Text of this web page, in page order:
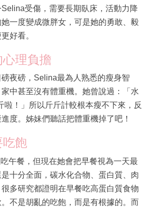
受傷，需要長期臥床，活動力降
一度變成微胖女，可是她的勇敢、毅
好看。
理負擔
夜磅，Selina最為人熟悉的瘦身智
中甚至沒有體重機。她曾說過：「水
啦！」所以斤斤計較根本瘦不下來，反
度。姊妹們聽話把體重機掉了吧！
吃飽
午餐，但現在她會把早餐視為一天最
十分全面，碳水化合物、蛋白質、肉
多研究都證明在早餐吃高蛋白質食物
不是胡亂的吃飽，而是有根據的。而